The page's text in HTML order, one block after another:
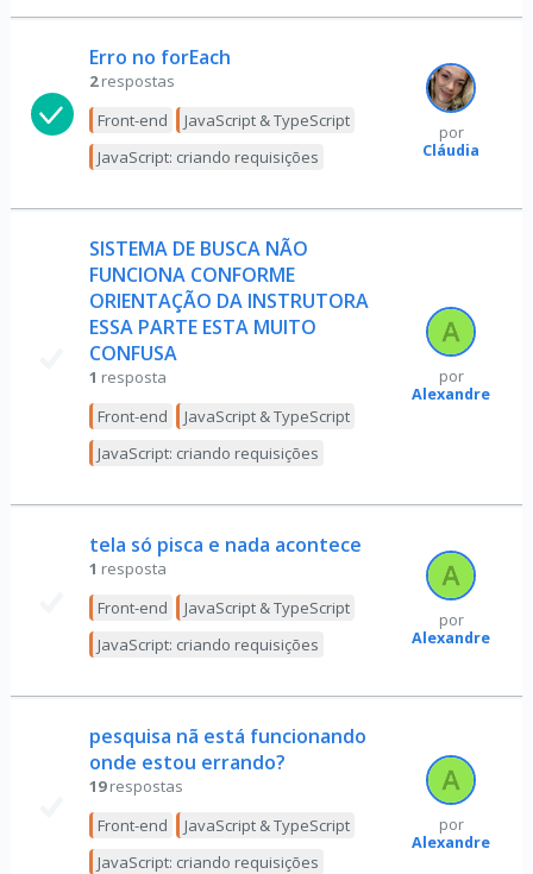
Erro no forEach
2 respostas
Front-end
JavaScript & TypeScript
JavaScript: criando requisições
por
Cláudia
SISTEMA DE BUSCA NÃO
FUNCIONA CONFORME
ORIENTAÇÃO DA INSTRUTORA
ESSA PARTE ESTA MUITO
CONFUSA
1 resposta
Front-end
JavaScript & TypeScript
JavaScript: criando requisições
por
Alexandre
tela só pisca e nada acontece
1 resposta
Front-end
JavaScript & TypeScript
JavaScript: criando requisições
por
Alexandre
pesquisa nã está funcionando
onde estou errando?
19 respostas
Front-end
JavaScript & TypeScript
JavaScript: criando requisições
por
Alexandre